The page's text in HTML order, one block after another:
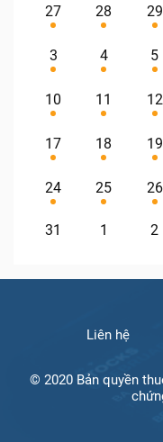
27 28 29
3 4 5
10 11 12
17 18 19
24 25 26
31 1 2
Liên hệ
© 2020 Bản quyền